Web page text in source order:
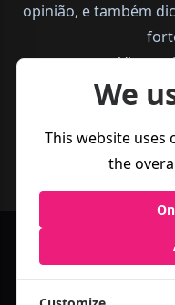
opinião, e também
Vive
Business
We
This website uses
the